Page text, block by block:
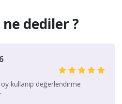
dediler ?
oy kullanıp değerlendirme